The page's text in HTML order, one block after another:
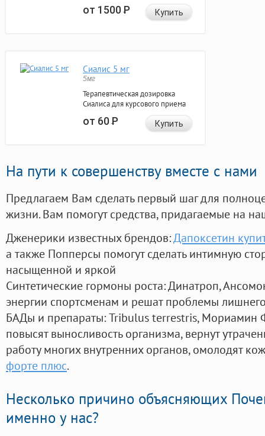
от 1500Р Купить
Сиалис 5 мг
5мг
Терапевтическая дозировка
Сиалиса для курсового приема
от 60Р Купить
На пути к совершенству вместе с нами
Предлагаем Вам сделать первый шаг для
жизни. Вам помогут средства, придагаемые на
Дженерики известных брендов:Дапоксетин
а также Попперсы помогут сделать интимную
насыщенной и яркой
Синтетические гормоны роста: Динатроп,
энергии спортсменам и решат проблемы
БАДы и препараты:Tribulus terrestris, Мориамин
повысят выносливость организма, вернут
работу многих внутренних органов, омолодят
форте плюс.
Несколько причино объясняющих
именно у нас?